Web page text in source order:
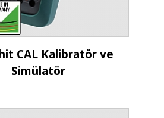
İncele
CAL Kalibratör ve
Simülatör